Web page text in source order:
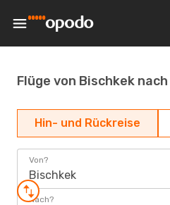
Flüge von Bischkek
Hin- und Rückreise
Von?
Bischkek
Nach?